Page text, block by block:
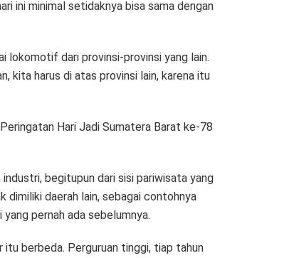
ini minimal setidaknya bisa sama dengan
lokomotif dari provinsi-provinsi yang lain.
kita harus di atas provinsi lain, karena itu
Hari Jadi Sumatera Barat ke-78
begitupun dari sisi pariwisata yang
dimiliki daerah lain, sebagai contohnya
pernah ada sebelumnya.
itu berbeda. Perguruan tinggi, tiap tahun